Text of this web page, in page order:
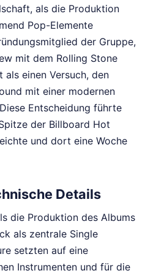
als die Produktion
Pop-Elemente
der Gruppe,
mit dem Rolling Stone
als einen Versuch, den
mit einer modernen
Entscheidung führte
der Billboard Hot
und dort eine Woche
Details
die Produktion des Albums
als zentrale Single
setzten auf eine
Instrumenten und für die